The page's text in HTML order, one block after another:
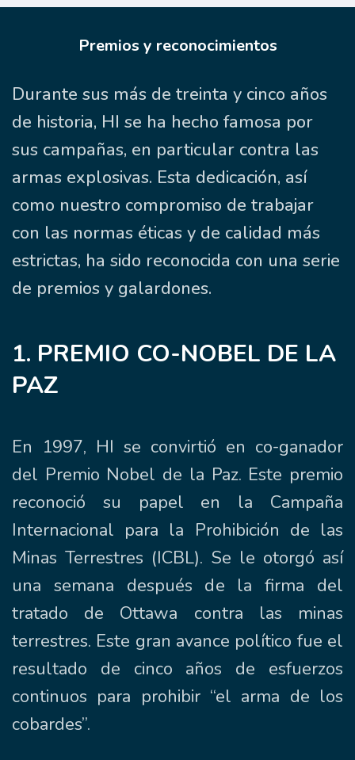
Premios y reconocimientos
Durante sus más de treinta y cinco años
de historia, HI se ha hecho famosa por
sus campañas, en particular contra las
armas explosivas. Esta dedicación, así
como nuestro compromiso de trabajar
con las normas éticas y de calidad más
estrictas, ha sido reconocida con una serie
de premios y galardones.
1. PREMIO CO-NOBEL DE LA
PAZ
En 1997, HI se convirtió en co-ganador
del Premio Nobel de la Paz. Este premio
reconoció su papel en la Campaña
Internacional para la Prohibición de las
Minas Terrestres (ICBL). Se le otorgó así
una semana después de la firma del
tratado de Ottawa contra las minas
terrestres. Este gran avance político fue el
resultado de cinco años de esfuerzos
continuos para prohibir “el arma de los
cobardes”.